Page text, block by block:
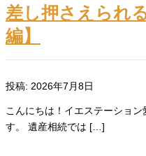
差し押さえられ
編】
投稿: 2026年7月8日
こんにちは！イエステーショ
す。 遺産相続では […]